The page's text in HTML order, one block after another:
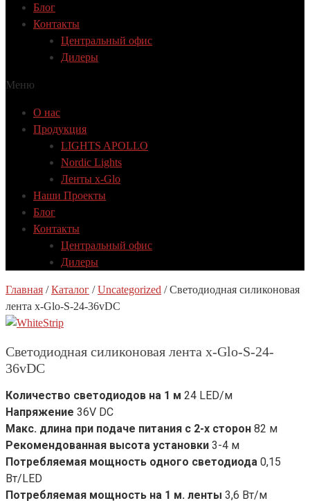
Блог
Контакты
Центральный офис
Дилеры
Меню
О нас
Продукция
LIGHTS APOLLO
Nordic Lights
Ленты x-Glo
Наши Проекты
Блог
Контакты
Центральный офис
Дилеры
Главная / Каталог / Uncategorized / Светодиодная силиконовая
лента x-Glo-S-24-36vDC
Светодиодная силиконовая лента x-Glo-S-24-
36vDC
Количество светодиодов на 1 м 24 LED/м
Напряжение 36V DC
Макс. длина при подаче питания с 2-х сторон 82 м
Рекомендованная высота установки 3-4 м
Потребляемая мощность одного светодиода 0,15
Вт/LED
Потребляемая мощность на 1 м. ленты 3,6 Вт/м